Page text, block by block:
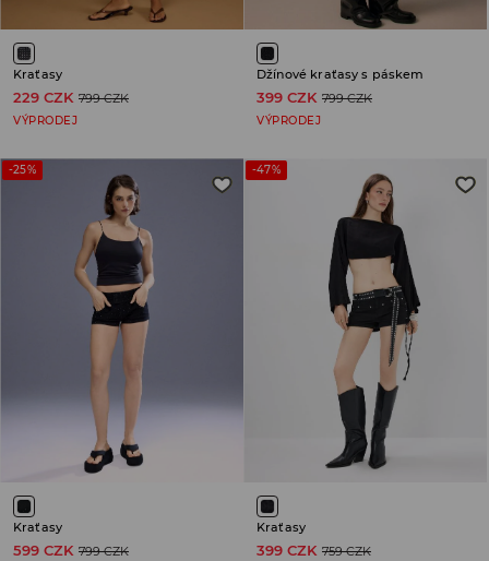
Kraťasy
229 CZK 799 CZK
VÝPRODEJ
Džínové kraťasy s páskem
399 CZK 799 CZK
VÝPRODEJ
-25%
Kraťasy
599 CZK 799 CZK
-47%
Kraťasy
399 CZK 759 CZK